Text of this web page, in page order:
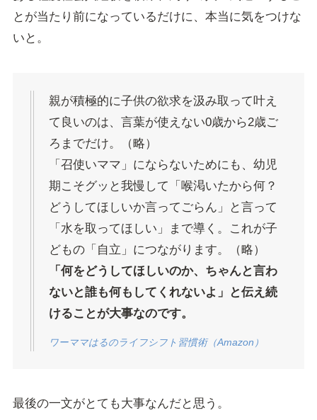
とが当たり前になっているだけに、本当に気をつけな
いと。
親が積極的に子供の欲求を汲み取って叶え
て良いのは、言葉が使えない0歳から2歳ご
ろまでだけ。（略）
「召使いママ」にならないためにも、幼児
期こそグッと我慢して「喉渇いたから何？
どうしてほしいか言ってごらん」と言って
「水を取ってほしい」まで導く。これが子
どもの「自立」につながります。（略）
「何をどうしてほしいのか、ちゃんと言わ
ないと誰も何もしてくれないよ」と伝え続
けることが大事なのです。
ワーママはるのライフシフト習慣術（Amazon）
最後の一文がとても大事なんだと思う。